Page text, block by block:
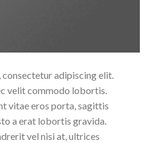
adipiscing elit.
velit commodo lobortis.
vitae eros porta, sagittis
a erat lobortis gravida.
vel nisi at, ultrices